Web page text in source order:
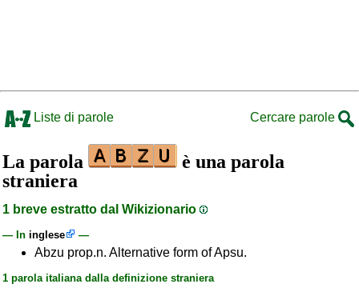
Liste di parole Cercare parole
La parola
è una parola
straniera
1 breve estratto dal Wikizionario
— In inglese —
Abzu prop.n. Alternative form of Apsu.
1 parola italiana dalla definizione straniera